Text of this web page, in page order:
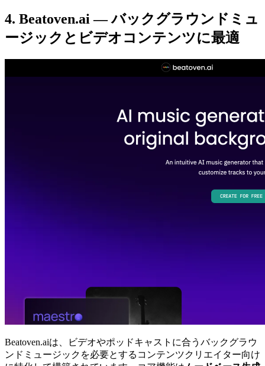
4. Beatoven.ai — バックグラウンドミュ
ージックとビデオコンテンツに最適
Beatoven.aiは、ビデオやポッドキャストに合うバックグラウ
ンドミュージックを必要とするコンテンツクリエイター向け